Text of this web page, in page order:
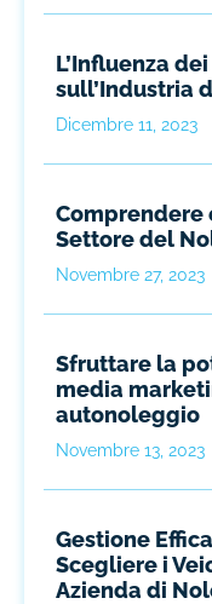
L’Influenza
sull’Industria
Dicembre 11, 2023
Comprendere
Settore del
Novembre 27, 2023
Sfruttare la
media
autonoleggio
Novembre 13, 2023
Gestione
Scegliere i
Azienda di